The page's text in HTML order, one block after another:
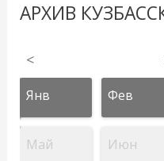
АРХИВ
<
Янв Фев
Май Июн